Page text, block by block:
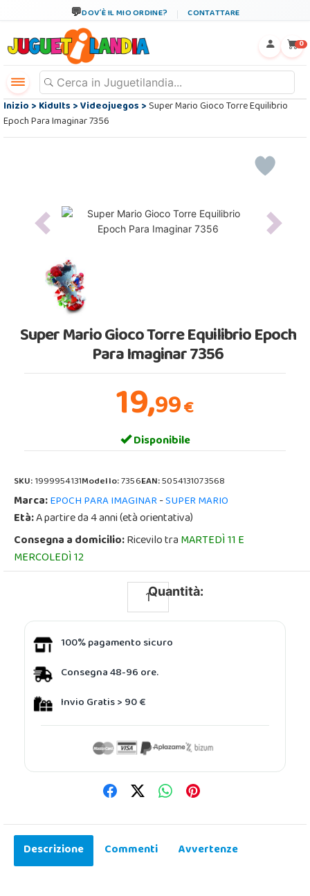
DOV´È IL MIO ORDINE? CONTATTARE
0
Inizio>Kidults>Videojuegos>Super Mario Gioco Torre Equilibrio
Epoch Para Imaginar 7356
Previous Next
Super Mario Gioco Torre Equilibrio Epoch
Para Imaginar 7356
19,99€
Disponibile
SKU:1999954131Modello:7356EAN:5054131073568
Marca:EPOCH PARA IMAGINAR-SUPER MARIO
Età:A partire da 4 anni (età orientativa)
Consegna a domicilio:Ricevilo traMARTEDÌ 11 E
MERCOLEDÌ 12
Quantità:
100% pagamento sicuro
Consegna 48-96 ore.
Invio Gratis > 90 €
Descrizione Commenti Avvertenze